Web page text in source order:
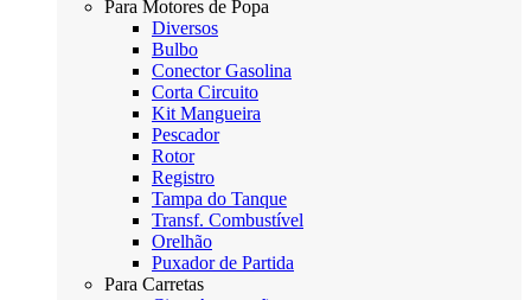
Para Motores de Popa
Diversos
Bulbo
Conector Gasolina
Corta Circuito
Kit Mangueira
Pescador
Rotor
Registro
Tampa do Tanque
Transf. Combustível
Orelhão
Puxador de Partida
Para Carretas